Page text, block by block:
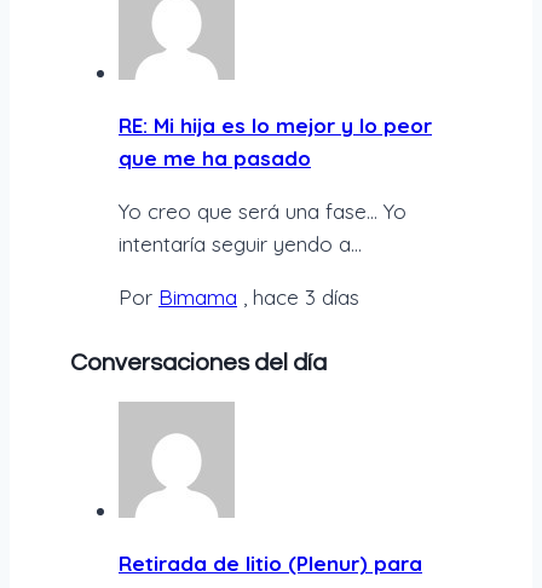
RE: Mi hija es lo mejor y lo peor
que me ha pasado
Yo creo que será una fase… Yo
intentaría seguir yendo a...
Por Bimama hace 3 días
Conversaciones del día
Retirada de litio (Plenur) para